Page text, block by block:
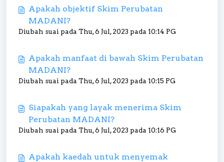
Apakah objektif Skim Perubatan
MADANI?
Diubah suai pada Thu, 6 Jul, 2023 pada 10:14 PG
Apakah manfaat di bawah Skim Perubatan
MADANI?
Diubah suai pada Thu, 6 Jul, 2023 pada 10:15 PG
Siapakah yang layak menerima Skim
Perubatan MADANI?
Diubah suai pada Thu, 6 Jul, 2023 pada 10:16 PG
Apakah kaedah untuk menyemak